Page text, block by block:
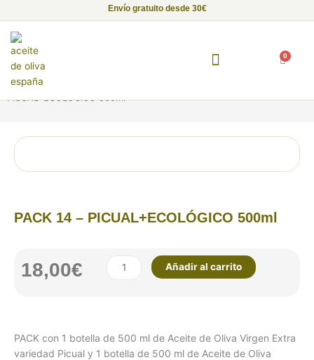
al
contenido
0
Carrito
Envío gratuito desde 30€
Inicio/Pack Aceite de Oliva Virgen Extra
PICUAL+ECOLÓGICO 500ml
PACK 14 – PICUAL+ECOLÓGICO 500ml
18,00€
PACK
cantidad
Añadir al carrito
PACK con 1 botella de 500 ml de Aceite de Oliva Virgen Extra
variedad Picual y 1 botella de 500 ml de Aceite de Oliva